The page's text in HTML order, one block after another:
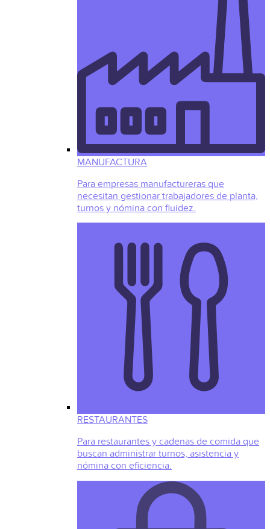
MANUFACTURA
Para empresas manufactureras que
necesitan gestionar trabajadores de planta,
turnos y nómina con fluidez.
RESTAURANTES
Para restaurantes y cadenas de comida que
buscan administrar turnos, asistencia y
nómina con eficiencia.